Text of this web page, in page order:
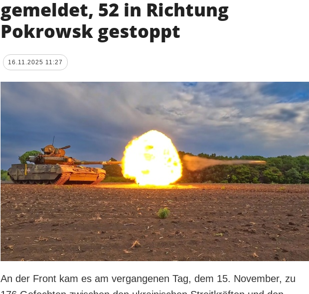
gemeldet, 52 in Richtung
Pokrowsk gestoppt
16.11.2025 11:27
An der Front kam es am vergangenen Tag, dem 15. November, zu